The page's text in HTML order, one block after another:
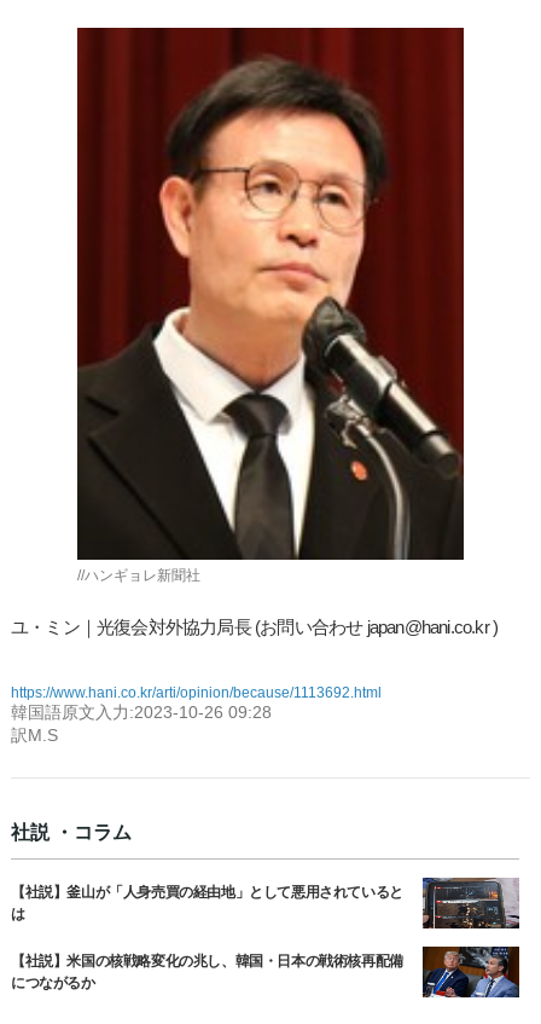
//ハンギョレ新聞社
ユ・ミン｜光復会対外協力局長 (お問い合わせ japan@hani.co.kr )
https://www.hani.co.kr/arti/opinion/because/1113692.html
韓国語原文入力:2023-10-26 09:28
訳M.S
社説 ・コラム
【社説】釜山が「人身売買の経由地」として悪用されていると
は
【社説】米国の核戦略変化の兆し、韓国・日本の戦術核再配備
につながるか